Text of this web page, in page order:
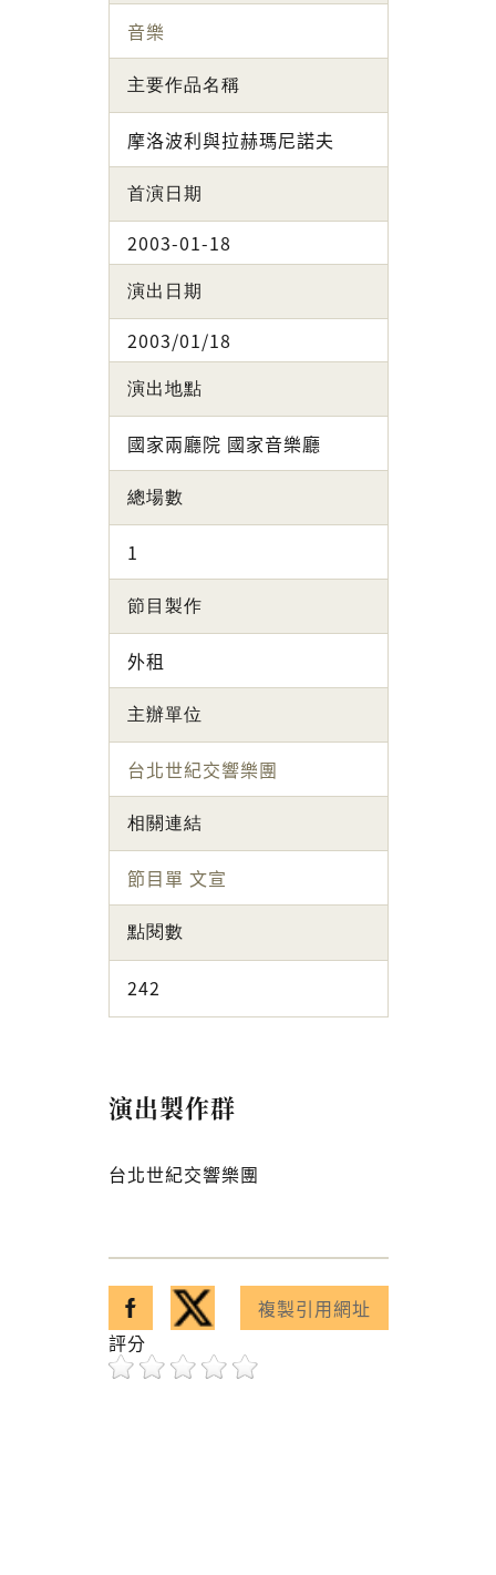
音樂
主要作品名稱
摩洛波利與拉赫瑪尼諾夫
首演日期
2003-01-18
演出日期
2003/01/18
演出地點
國家兩廳院 國家音樂廳
總場數
1
節目製作
外租
主辦單位
台北世紀交響樂團
相關連結
節目單 文宣
點閱數
242
演出製作群
台北世紀交響樂團
分享至facebook
分享至twitter複製引用網址
已複製引用網址！
評分